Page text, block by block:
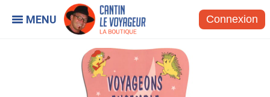
Connexion